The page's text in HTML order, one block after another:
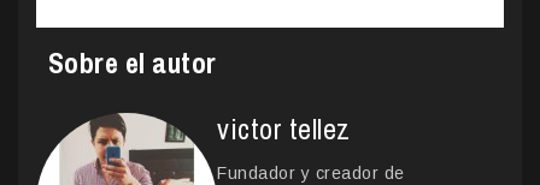
Sobre el autor
victor tellez
Fundador y creador de